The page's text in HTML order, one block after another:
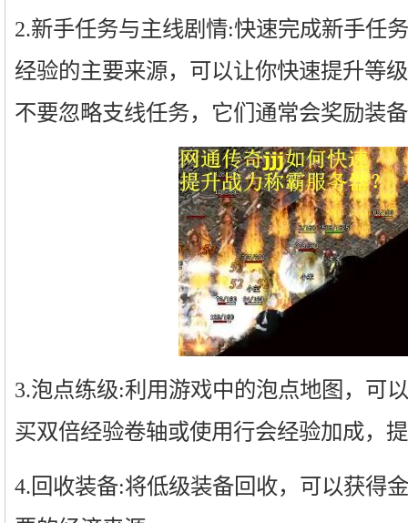
2.新手任务与主线剧情:快速完成新手任
经验的主要来源，可以让你快速提升等
不要忽略支线任务，它们通常会奖励装
3.泡点练级:利用游戏中的泡点地图，可
买双倍经验卷轴或使用行会经验加成，
4.回收装备:将低级装备回收，可以获得